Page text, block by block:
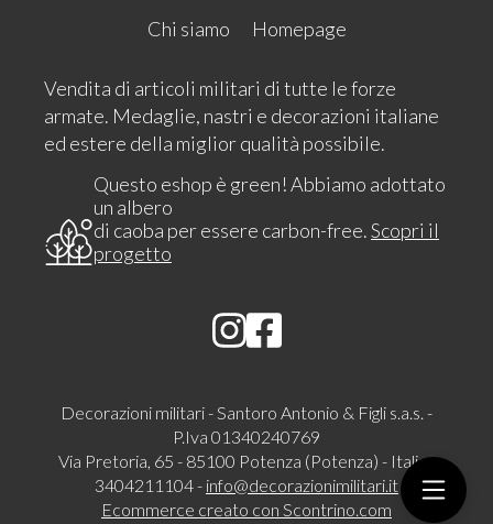
Chi siamo
Homepage
Vendita di articoli militari di tutte le forze
armate. Medaglie, nastri e decorazioni italiane
ed estere della miglior qualità possibile.
Questo eshop è green! Abbiamo adottato
un albero
di caoba per essere carbon-free.Scopri il
progetto
Decorazioni militari - Santoro Antonio & Figli s.a.s. -
P.Iva 01340240769
Via Pretoria, 65 - 85100 Potenza (Potenza) - Italia -
3404211104 - info@decorazionimilitari.it
Ecommerce creato con Scontrino.com